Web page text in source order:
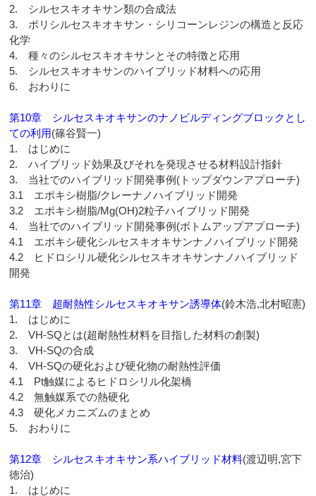
2. シルセスキオキサン類の合成法
3. ポリシルセスキオキサン・シリコーンレジンの構造と反応
化学
4. 種々のシルセスキオキサンとその特徴と応用
5. シルセスキオキサンのハイブリッド材料への応用
6. おわりに
第10章 シルセスキオキサンのナノビルディングブロックとし
ての利用(篠谷賢一)
1. はじめに
2. ハイブリッド効果及びそれを発現させる材料設計指針
3. 当社でのハイブリッド開発事例(トップダウンアプローチ)
3.1 エポキシ樹脂/クレーナノハイブリッド開発
3.2 エポキシ樹脂/Mg(OH)2粒子ハイブリッド開発
4. 当社でのハイブリッド開発事例(ボトムアップアプローチ)
4.1 エポキシ硬化シルセスキオキサンナノハイブリッド開発
4.2 ヒドロシリル硬化シルセスキオキサンナノハイブリッド
開発
第11章 超耐熱性シルセスキオキサン誘導体(鈴木浩,北村昭憲)
1. はじめに
2. VH-SQとは(超耐熱性材料を目指した材料の創製)
3. VH-SQの合成
4. VH-SQの硬化および硬化物の耐熱性評価
4.1 Pt触媒によるヒドロシリル化架橋
4.2 無触媒系での熱硬化
4.3 硬化メカニズムのまとめ
5. おわりに
第12章 シルセスキオキサン系ハイブリッド材料(渡辺明,宮下
徳治)
1. はじめに